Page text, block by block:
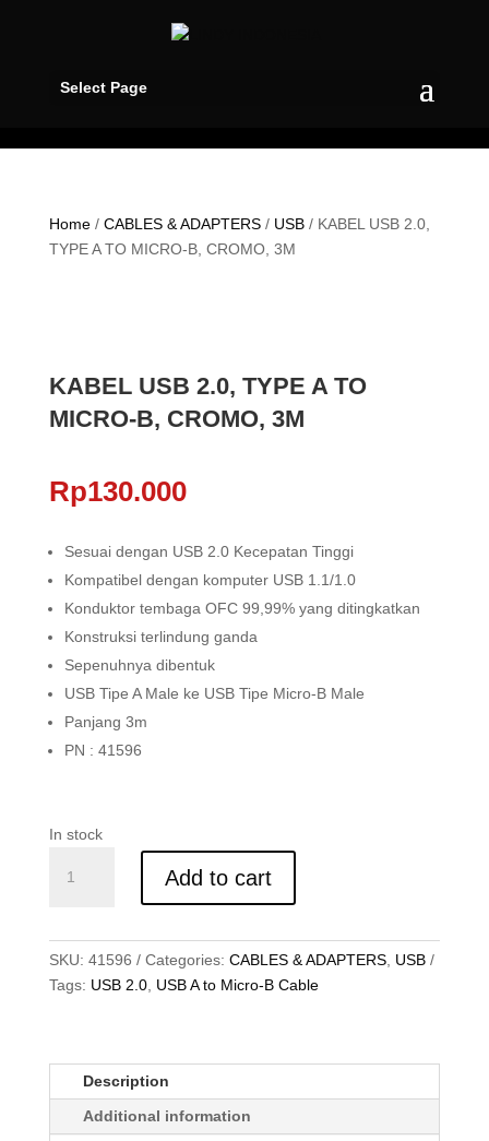
Select Page
Home/ CABLES & ADAPTERS/ USB/ KABEL USB 2.0,
TYPE A TO MICRO-B, CROMO, 3M
KABEL USB 2.0, TYPE A TO
MICRO-B, CROMO, 3M
Rp130.000
Sesuai dengan USB 2.0 Kecepatan Tinggi
Kompatibel dengan komputer USB 1.1/1.0
Konduktor tembaga OFC 99,99% yang ditingkatkan
Konstruksi terlindung ganda
Sepenuhnya dibentuk
USB Tipe A Male ke USB Tipe Micro-B Male
Panjang 3m
PN : 41596
In stock
USB
A
TO
quantity
Add to cart
SKU: 41596 Categories: CABLES & ADAPTERS, USB
Tags: USB 2.0, USB A to Micro-B Cable
Description
Additional information